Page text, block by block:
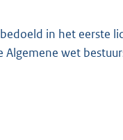
in het eerste
wet